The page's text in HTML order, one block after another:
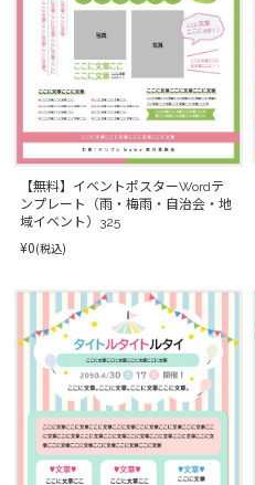
【無料】イベントポスターWordテ
ンプレート（雨・梅雨・自治会・地
域イベント）325
¥0(税込)